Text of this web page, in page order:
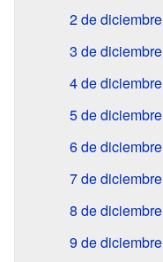
2 de diciembre
3 de diciembre
4 de diciembre
5 de diciembre
6 de diciembre
7 de diciembre
8 de diciembre
9 de diciembre